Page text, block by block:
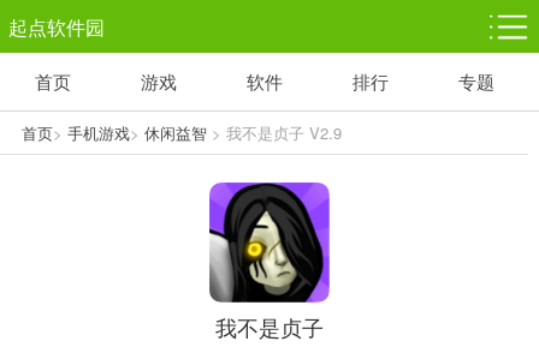
起点软件园
塔防游戏
1千+款游戏
休闲益智
1万+款游戏
体育竞技
5百+款游戏
赛车竞速
3百+款游戏
首页 游戏 软件 排行 专题
首页> 手机游戏> 休闲益智> 我不是贞子 V2.9
我不是贞子